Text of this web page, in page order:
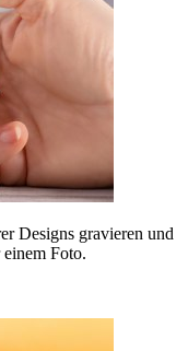
Designs gravieren und
Foto.